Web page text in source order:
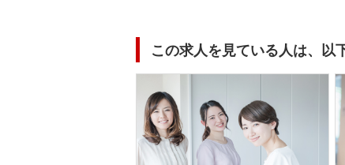
この求人を見ている人は、以